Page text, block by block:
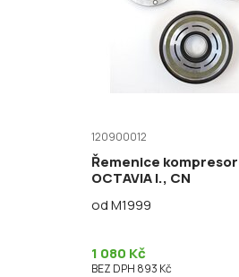
120900012
Řemenice
OCTAVIA I., CN
od M1999
1 080 Kč
BEZ DPH 893 Kč